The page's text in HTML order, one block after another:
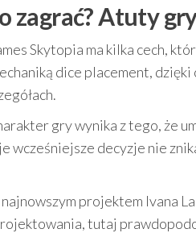
zagrać? Atuty
Skytopia ma kilka cech,
dice placement,
gry wynika z tego, że
wcześniejsze decyzje nie
projektem Ivana
tutaj